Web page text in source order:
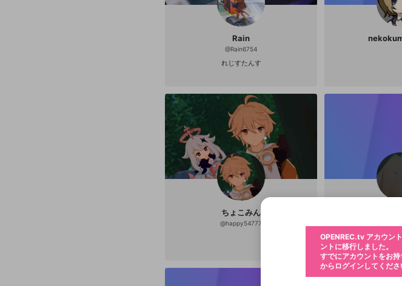
Rain
@Rain6754
れじすたんす
ちょこみん
@happy54777 ファ
応援している配信者にフ
す。好きなデザインを選
ールアイテムでデコレー
固定動画に設定
マイページに表示されてい
ーカイブ、アップロード動
きます。動画タイトル横の
す。
選択できるプレイリストがありませ
ご確
OPENREC.tv アカウ
ントに移行しました。
新
メールアド
新
@
OPENREC.tvアカウン
トに統合しました。
ロ
メールアド
ロ
OPENREC.tv アカウン
ントに移行しました。
すでにアカウントをお
からログインしてくださ
パーソナ
年
生年月は登録後に変更でき
認証コ
不適切なユーザ
か？
問題を選択してくだ
サブ
限定コミュ